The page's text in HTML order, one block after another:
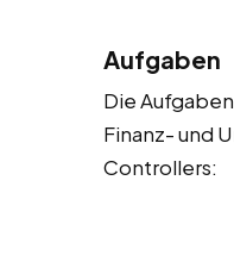
Aufgaben
Die
Finanz- und
Controllers: